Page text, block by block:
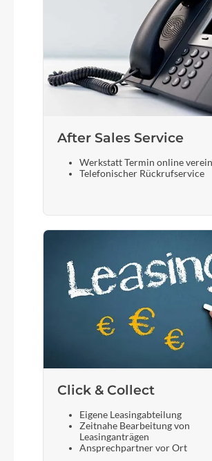
After Sales Service
Werkstatt Termin online
Telefonischer Rückrufservice
Click & Collect
Eigene Leasingabteilung
Zeitnahe Bearbeitung von
Leasinganträgen
Ansprechpartner vor Ort